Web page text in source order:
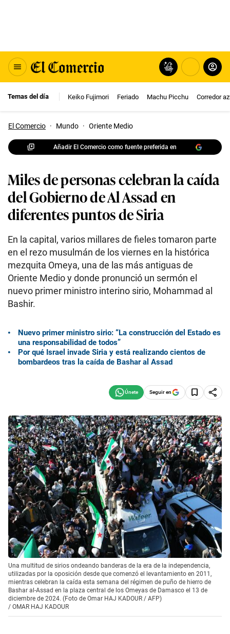
Temas del día Keiko Fujimori Feriado Machu Picchu Corredor
El Comercio · Mundo · Oriente Medio
Añadir El Comercio como fuente preferida en
Miles de personas celebran la caída
del Gobierno de Al Assad en
diferentes puntos de Siria
En la capital, varios millares de fieles tomaron parte
en el rezo musulmán de los viernes en la histórica
mezquita Omeya, una de las más antiguas de
Oriente Medio y donde pronunció un sermón el
nuevo primer ministro interino sirio, Mohammad al
Bashir.
Nuevo primer ministro sirio: “La construcción del Estado es
una responsabilidad de todos”
Por qué Israel invade Siria y está realizando cientos de
bombardeos tras la caída de Bashar al Assad
Seguir en
Una multitud de sirios ondeando banderas de la era de la independencia,
utilizadas por la oposición desde que comenzó el levantamiento en 2011,
mientras celebran la caída esta semana del régimen de puño de hierro de
Bashar al-Assad en la plaza central de los Omeyas de Damasco el 13 de
diciembre de 2024. (Foto de Omar HAJ KADOUR / AFP)
/ OMAR HAJ KADOUR